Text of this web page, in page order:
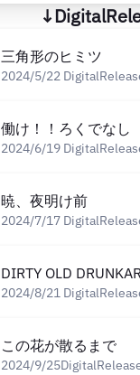
形
三角形のヒミツ
2024/5/22
働け！！ろくでなし
2024/6/19
暁、夜明け前
2024/7/17
DIRTY OLD
2024/8/21
この花が散るまで
2024/9/